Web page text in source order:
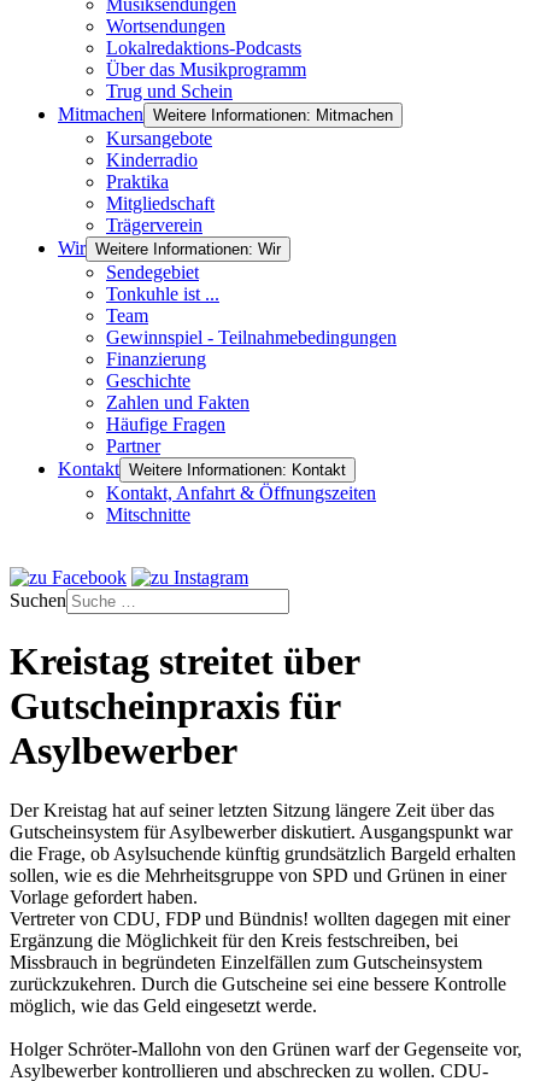
Musiksendungen
Wortsendungen
Lokalredaktions-Podcasts
Über das Musikprogramm
Trug und Schein
Mitmachen Weitere Informationen: Mitmachen
Kursangebote
Kinderradio
Praktika
Mitgliedschaft
Trägerverein
Wir Weitere Informationen: Wir
Sendegebiet
Tonkuhle ist ...
Team
Gewinnspiel - Teilnahmebedingungen
Finanzierung
Geschichte
Zahlen und Fakten
Häufige Fragen
Partner
Kontakt Weitere Informationen: Kontakt
Kontakt, Anfahrt & Öffnungszeiten
Mitschnitte
Suchen
Kreistag streitet über
Gutscheinpraxis für
Asylbewerber
Der Kreistag hat auf seiner letzten Sitzung längere Zeit über das
Gutscheinsystem für Asylbewerber diskutiert. Ausgangspunkt war
die Frage, ob Asylsuchende künftig grundsätzlich Bargeld erhalten
sollen, wie es die Mehrheitsgruppe von SPD und Grünen in einer
Vorlage gefordert haben.
Vertreter von CDU, FDP und Bündnis! wollten dagegen mit einer
Ergänzung die Möglichkeit für den Kreis festschreiben, bei
Missbrauch in begründeten Einzelfällen zum Gutscheinsystem
zurückzukehren. Durch die Gutscheine sei eine bessere Kontrolle
möglich, wie das Geld eingesetzt werde.
Holger Schröter-Mallohn von den Grünen warf der Gegenseite vor,
Asylbewerber kontrollieren und abschrecken zu wollen. CDU-